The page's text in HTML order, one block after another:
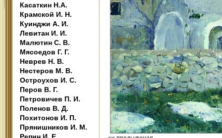
Касаткин Н.А.
Крамской И. Н.
Куинджи А. И.
Левитан И. И.
Малютин С. В.
Мясоедов Г. Г.
Неврев Н. В.
Нестеров М. В.
Остроухов И. С.
Перов В. Г.
Петровичев П. И.
Поленов В. Д.
Похитонов И. П.
Прянишников И. М.